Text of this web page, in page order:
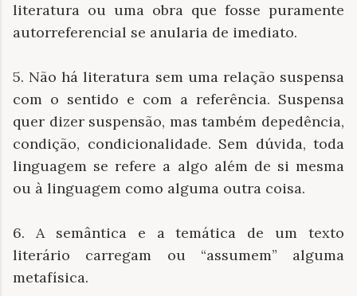
literatura ou uma obra que fosse puramente
autorreferencial se anularia de imediato.
5. Não há literatura sem uma relação suspensa
com o sentido e com a referência. Suspensa
quer dizer suspensão, mas também depedência,
condição, condicionalidade. Sem dúvida, toda
linguagem se refere a algo além de si mesma
ou à linguagem como alguma outra coisa.
6. A semântica e a temática de um texto
literário carregam ou “assumem” alguma
metafísica.